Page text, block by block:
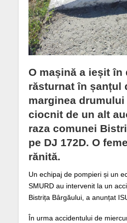
O mașină a ieșit în
răsturnat în șanțul
marginea drumului
ciocnit de un alt
raza comunei
pe DJ 172D. O
rănită.
Un echipaj de pompieri și un
SMURD au intervenit la un
Bistrița Bârgăului, a anunțat
În urma accidentului de